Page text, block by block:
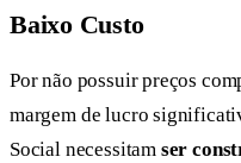
Baixo Custo
Por não possuir preços
margem de lucro
Social necessitam ser